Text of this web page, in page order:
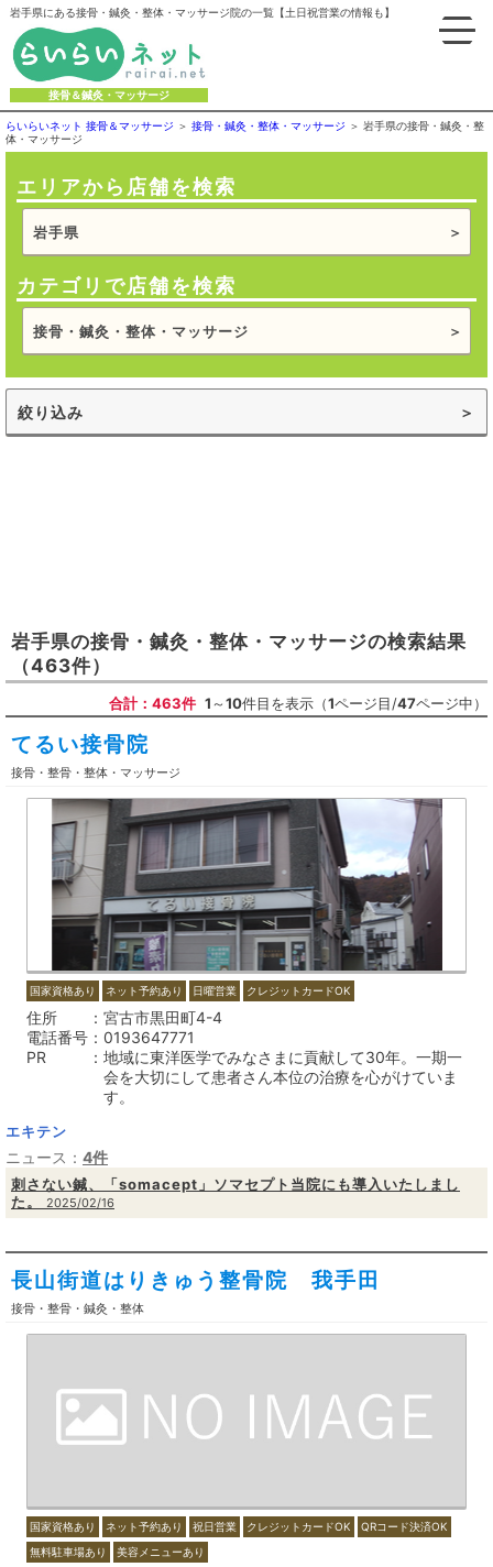
岩手県にある接骨・鍼灸・整体・マッサージ院の一覧【土日祝営業の情報も】
接骨＆鍼灸・マッサージ
らいらいネット 接骨＆マッサージ 接骨・鍼灸・整体・マッサージ
岩手県の接骨・鍼灸・整
体・マッサージ
エリアから店舗を検索
岩手県
カテゴリで店舗を検索
接骨・鍼灸・整体・マッサージ
絞り込み
岩手県の接骨・鍼灸・整体・マッサージの検索結果
（463件）
合計：463件 1～10件目を表示（1ページ目/47ページ中）
てるい接骨院
接骨・整骨・整体・マッサージ
国家資格あり ネット予約あり 日曜営業 クレジットカードOK
住所
宮古市黒田町4-4
電話番号
0193647771
PR
地域に東洋医学でみなさまに貢献して30年。一期一
会を大切にして患者さん本位の治療を心がけていま
す。
エキテン
ニュース： 4件
刺さない鍼、「somacept」ソマセプト当院にも導入いたしまし
た。
2025/02/16
長山街道はりきゅう整骨院 我手田
接骨・整骨・鍼灸・整体
国家資格あり ネット予約あり 祝日営業 クレジットカードOK
QRコード決済OK
無料駐車場あり
美容メニューあり